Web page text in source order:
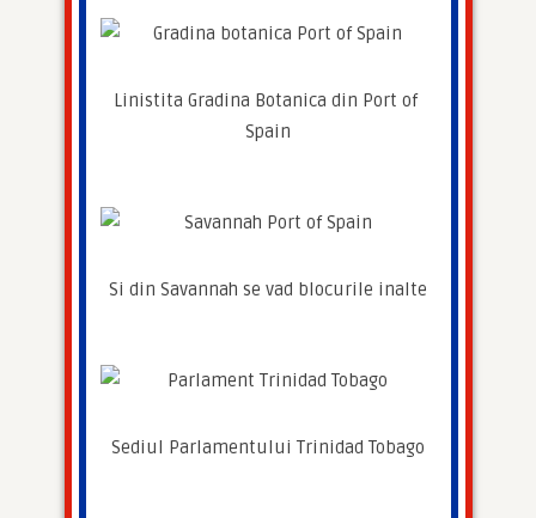
Linistita Gradina Botanica din Port of
Spain
Si din Savannah se vad blocurile inalte
Sediul Parlamentului Trinidad Tobago